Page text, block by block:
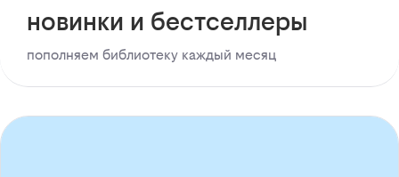
новинки и бестселлеры
пополняем библиотеку каждый месяц